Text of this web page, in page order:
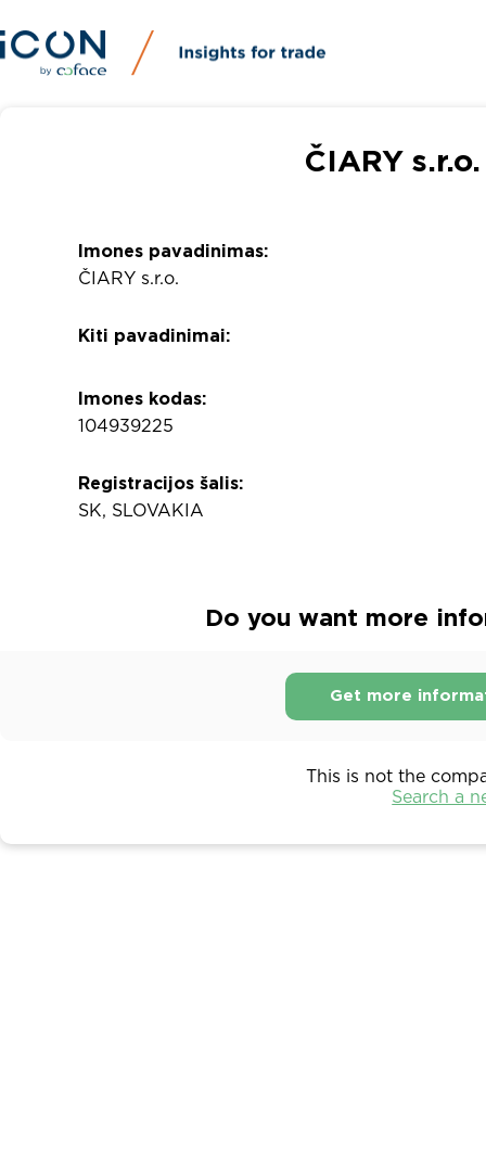
ČIARY
Imones pavadinimas:
ČIARY s.r.o.
Kiti pavadinimai:
Imones kodas:
104939225
Registracijos šalis:
SK, SLOVAKIA
Do you want more
Get more
This is not the
Search a